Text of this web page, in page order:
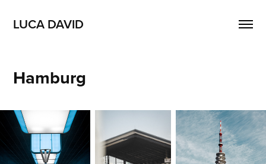
LUCA DAVID
Hamburg